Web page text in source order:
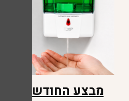
מבצע החודש